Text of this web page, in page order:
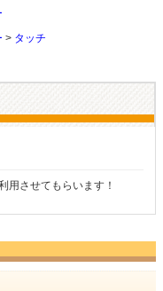
タッチ
用させてもらいます！